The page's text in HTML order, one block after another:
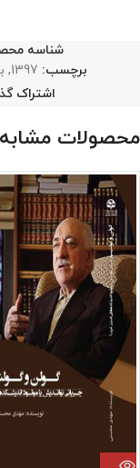
شناسه
برچسب: 1397
,
اشتراک
محصولات مشابه